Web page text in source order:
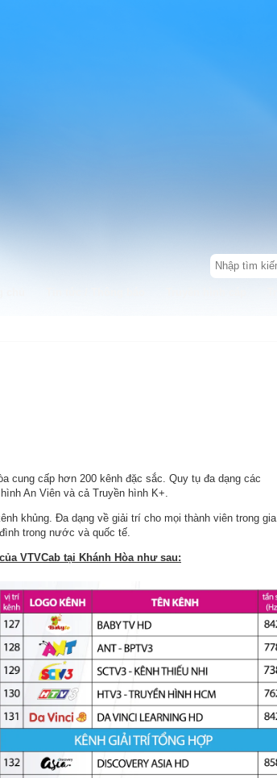
cung cấp hơn 200 kênh đặc sắc. Quy tụ đa dạng các
An Viên và cả Truyền hình K+.
khủng. Đa dạng về giải trí cho mọi thành viên trong gia
trong nước và quốc tế.
VTVCab tại Khánh Hòa như sau: